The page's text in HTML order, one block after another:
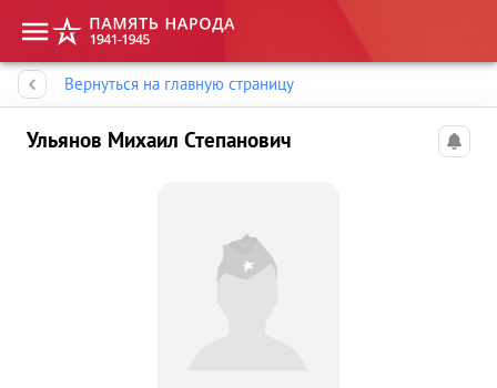
Вернуться на главную страницу
Ульянов Михаил Степанович
Память народа